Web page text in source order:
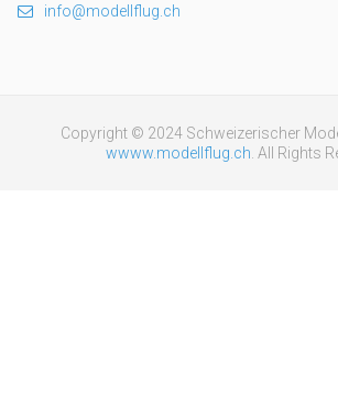
info@modellflug.ch
Copyright © 2024 Schweizerischer
wwww.modellflug.ch . All Rights